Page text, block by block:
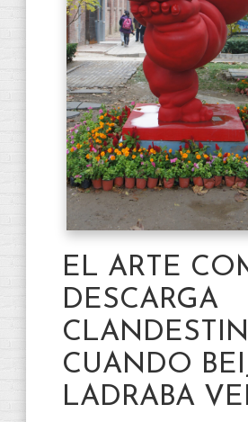
EL ARTE
DESCARGA
CUANDO
LADRABA